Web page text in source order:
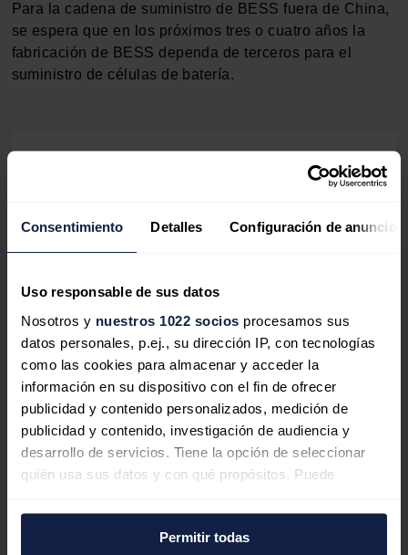
Consentimiento Detalles Configuración de anuncios
Uso responsable de sus datos
Nosotros y nuestros 1022 socios procesamos sus
datos personales, p.ej., su dirección IP, con tecnologías
como las cookies para almacenar y acceder la
información en su dispositivo con el fin de ofrecer
publicidad y contenido personalizados, medición de
publicidad y contenido, investigación de audiencia y
desarrollo de servicios. Tiene la opción de seleccionar
quién usa sus datos y con qué propósitos. Puede
momento desde la Declaración de cookies o clicando en
el Menú de consentimiento.Permitir todas
Para la cadena de suministro de BESS fuera de China,
se espera que en los próximos tres o cuatro años la
fabricación de BESS dependa de terceros para el
suministro de células de batería.
Venezuela podría aumentar la
2028
José A. Roca16/07/2026
La inversión en pilas de combustible
por parte de los centros de datos se
multiplicará por diez, hasta alcanzar
los 30.000 millones de dólares en